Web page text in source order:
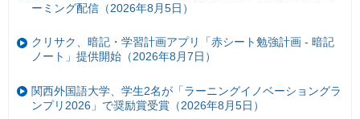
ーミング配信（2026年8月5日）
クリサク、暗記・学習計画アプリ「赤シート勉強計画 - 暗記
ノート」提供開始（2026年8月7日）
関西外国語大学、学生2名が「ラーニングイノベーショングラ
ンプリ2026」で奨励賞受賞（2026年8月5日）